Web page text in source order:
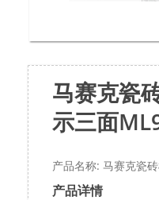
马赛克瓷
示三面
产品名称: 马赛克瓷
产品详情